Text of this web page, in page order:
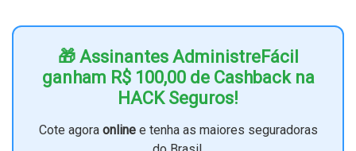
🎁 Assinantes AdministreFácil
ganham R$ 100,00 de Cashback na
HACK Seguros!
Cote agora onlinee tenha as maiores seguradoras